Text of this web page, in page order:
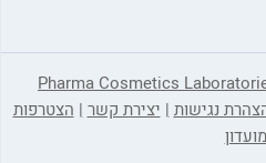
Pharma Cosmetics
נגישות | יצירת קשר | הצטרפות